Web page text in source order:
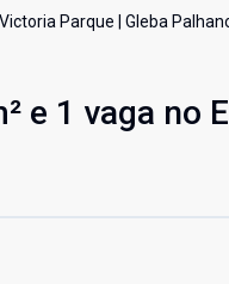
Parque | Gleba
e 1 vaga no